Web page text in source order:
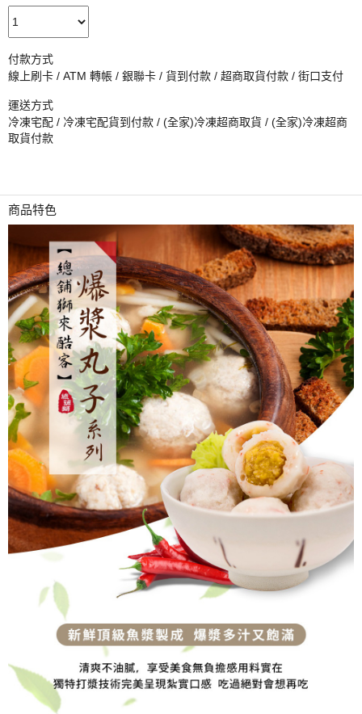
付款方式
線上刷卡 / ATM 轉帳 / 銀聯卡 / 貨到付款 / 超商取貨付款 / 街口支付
運送方式
冷凍宅配 / 冷凍宅配貨到付款 / (全家)冷凍超商取貨 / (全家)冷凍超商
取貨付款
商品特色